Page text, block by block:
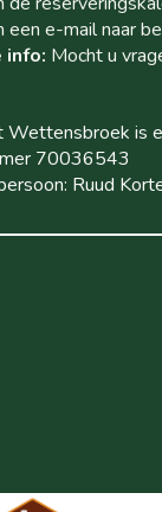
een e-mail naar
info: Mocht u
Wettensbroek is
70036543
Ruud